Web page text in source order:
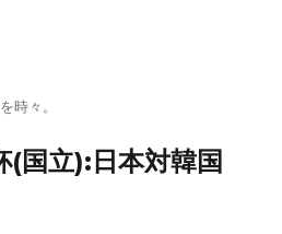
時々。
国立):日本対韓国